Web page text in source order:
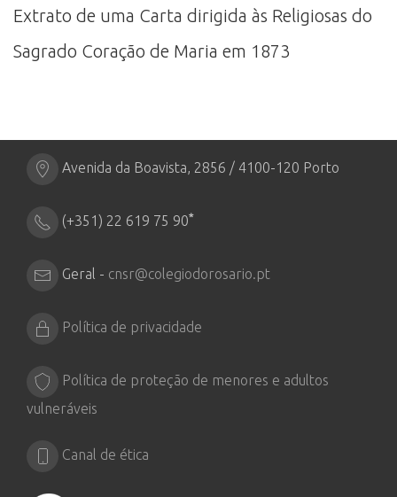
Extrato de uma Carta dirigida às Religiosas do
Sagrado Coração de Maria em 1873
Avenida da Boavista, 2856 / 4100-120 Porto
(+351) 22 619 75 90*
Geral - cnsr@colegiodorosario.pt
Política de privacidade
Política de proteção de menores e adultos
vulneráveis
Canal de ética